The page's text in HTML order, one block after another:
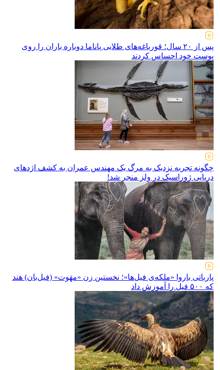
پس از ۲۰ سال؛ قورباغه‌های طلایی پاناما دوباره باران را روی
پوست خود احساس کردند
چگونه تجربه نزدیک به مرگ یک مهندس عمران به کشف اژد‌های
دریایی ژوراسیک در ولز منجر شد!
پارباتی باروا «ملکه‌ی فیل‌ها»؛ نخستین زن «مهَوت» (فیل‌بان) هند
که ۵۰۰ فیل را آموزش داد